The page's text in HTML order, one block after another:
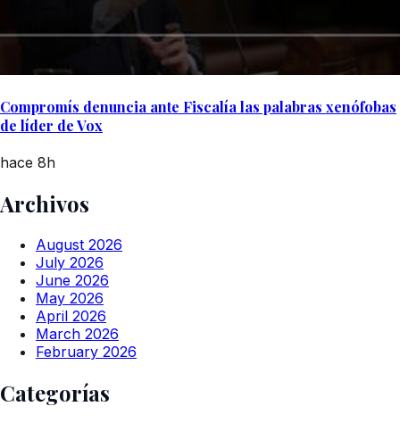
Compromís denuncia ante Fiscalía las palabras xenófobas
de líder de Vox
hace 8h
Archivos
August 2026
July 2026
June 2026
May 2026
April 2026
March 2026
February 2026
Categorías